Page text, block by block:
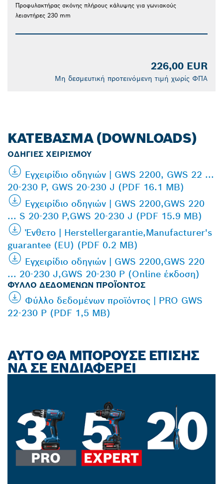
Προφυλακτήρας σκόνης πλήρους κάλυψης για γωνιακούς
λειαντήρες 230 mm
226,00 EUR
Μη δεσμευτική προτεινόμενη τιμή χωρίς ΦΠΑ
ΚΑΤΈΒΑΣΜΑ (DOWNLOADS)
ΟΔΗΓΊΕΣ ΧΕΙΡΙΣΜΟΎ
Εγχειρίδιο οδηγιών | GWS 2200, GWS 22 ...
20-230 P, GWS 20-230 J (PDF 16.1 MB)
Εγχειρίδιο οδηγιών | GWS 2200,GWS 220
... S 20-230 P,GWS 20-230 J (PDF 15.9 MB)
Ένθετο | Herstellergarantie,Manufacturer's
guarantee (EU) (PDF 0.2 MB)
Εγχειρίδιο οδηγιών | GWS 2200,GWS 220
... 20-230 J,GWS 20-230 P (Online έκδοση)
ΦΎΛΛΟ ΔΕΔΟΜΈΝΩΝ ΠΡΟΪΌΝΤΟΣ
Φύλλο δεδομένων προϊόντος | PRO GWS
22-230 P (PDF 1,5 MB)
ΑΥΤΌ ΘΑ ΜΠΟΡΟΎΣΕ ΕΠΊΣΗΣ
ΝΑ ΣΕ ΕΝΔΙΑΦΈΡΕΙ